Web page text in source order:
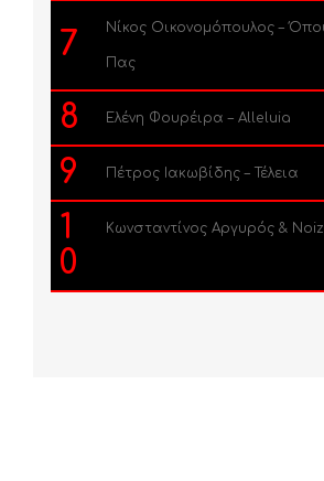
7 Νίκος Οικονομόπουλος –
Πας
8 Ελένη Φουρέιρα – Alleluia
9 Πέτρος Ιακωβίδης – Τέλεια
1
0
Κωνσταντίνος Αργυρός &